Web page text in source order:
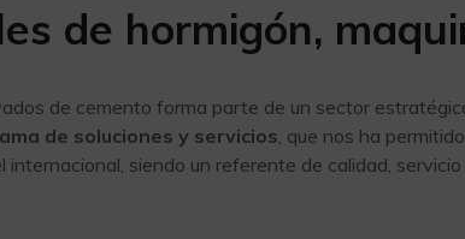
de hormigón,
de cemento forma parte de un sector
de soluciones y servicios , que nos ha
siendo un referente de calidad,